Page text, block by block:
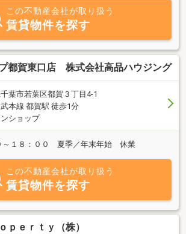
この不動産会社が取り扱う
賃貸物件を探す
都賀東口店 株式会社高品ハウジング
葉市若葉区都賀３丁目4-1
武本線 都賀駅 徒歩1分
ショップ
～１８：００ 夏季／年末年始 休業
この不動産会社が取り扱う
賃貸物件を探す
ｅｒｔｙ（株）